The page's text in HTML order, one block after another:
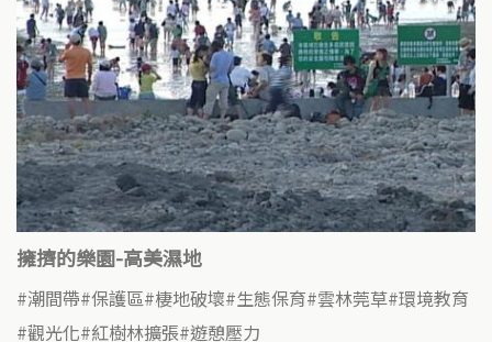
擁擠的樂園-高美濕地
潮間帶 保護區 棲地破壞 生態保育 雲林莞草 環境教育
觀光化 紅樹林擴張 遊憩壓力